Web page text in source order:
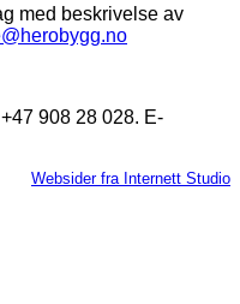
med beskrivelse av
908 28 028. E-
Websider fra Internett Studio